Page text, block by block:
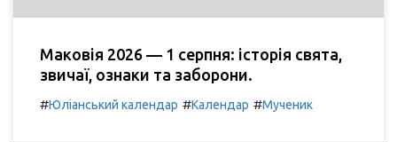
Маковія 2026 — 1 серпня: історія свята,
звичаї, ознаки та заборони.
#Юліанський календар #Календар #Мученик